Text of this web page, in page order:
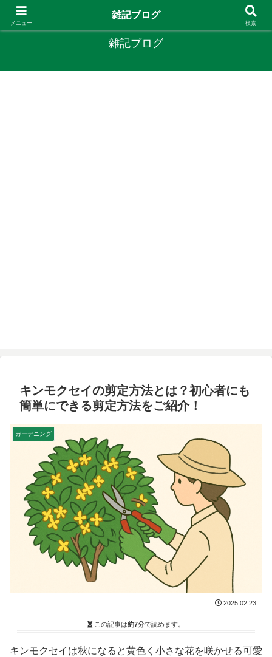
やりたいことがあるなら やってみたら？
雑記ブログ
キンモクセイの剪定方法とは？初心者にも
簡単にできる剪定方法をご紹介！
ガーデニング
2025.02.23
この記事は約7分で読めます。
キンモクセイは秋になると黄色く小さな花を咲かせる可愛
メニュー
雑記ブログ
検索